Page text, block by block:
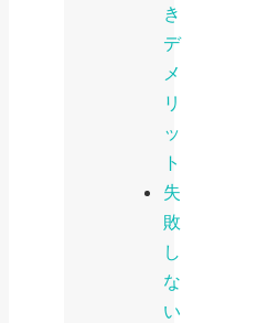
き
デ
メ
リ
ッ
ト
失
敗
し
な
い